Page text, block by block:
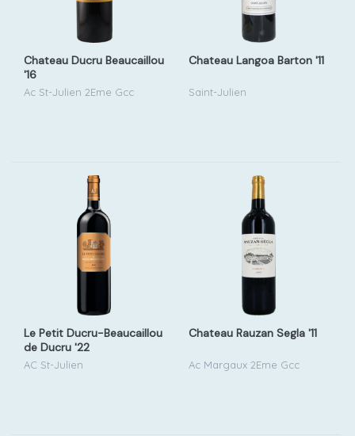
Chateau Ducru Beaucaillou
'16
Ac St-Julien 2Eme Gcc
Chateau Langoa Barton '11
Saint-Julien
Le Petit Ducru-Beaucaillou
de Ducru '22
AC St-Julien
Chateau Rauzan Segla '11
Ac Margaux 2Eme Gcc